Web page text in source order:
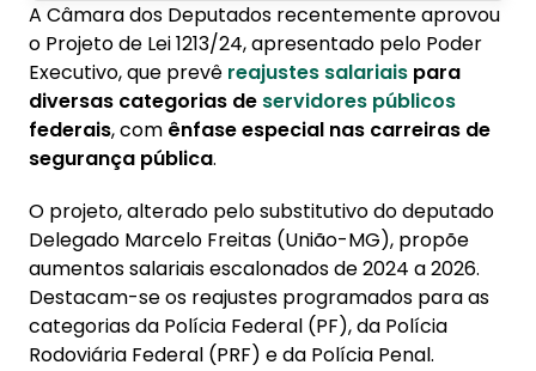
1. Salários de servidores públicos chegam a R$
41.350,00
2. Conheça a Konsi
3. Mudanças visam equiparação salarial entre
4. Conheça a Konsi — Consignado do seu jeito
A Câmara dos Deputados recentemente aprovou
o Projeto de Lei 1213/24, apresentado pelo Poder
Executivo, que prevê reajustes salariais para
diversas categorias de servidores públicos
federais, com ênfase especial nas carreiras de
segurança pública.
O projeto, alterado pelo substitutivo do deputado
Delegado Marcelo Freitas (União-MG), propõe
aumentos salariais escalonados de 2024 a 2026.
Destacam-se os reajustes programados para as
categorias da Polícia Federal (PF), da Polícia
Rodoviária Federal (PRF) e da Polícia Penal.